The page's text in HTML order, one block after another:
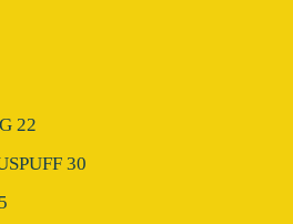
22
30